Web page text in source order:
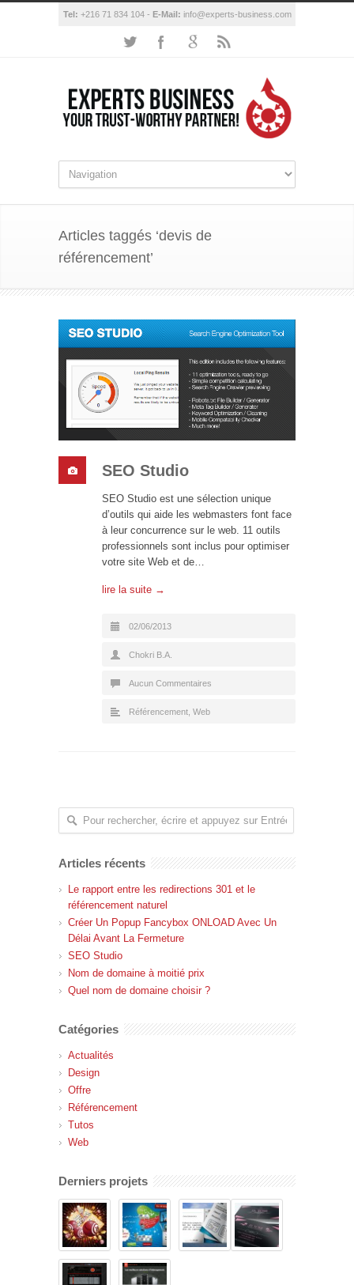
Tel: +216 71 834 104 - E-Mail: info@experts-business.com
Articles taggés ‘devis de
référencement’
SEO Studio
SEO Studio est une sélection unique
d’outils qui aide les webmasters font face
à leur concurrence sur le web. 11 outils
professionnels sont inclus pour optimiser
votre site Web et de…
lire la suite →
02/06/2013
Chokri B.A.
Aucun Commentaires
Référencement Web
Articles récents
Le rapport entre les redirections 301 et le
référencement naturel
Créer Un Popup Fancybox ONLOAD Avec Un
Délai Avant La Fermeture
SEO Studio
Nom de domaine à moitié prix
Quel nom de domaine choisir ?
Catégories
Actualités
Design
Offre
Référencement
Tutos
Web
Derniers projets